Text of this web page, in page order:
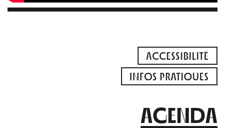
ACCESSIBILITÉ
INFOS PRATIQUES
AGENDA